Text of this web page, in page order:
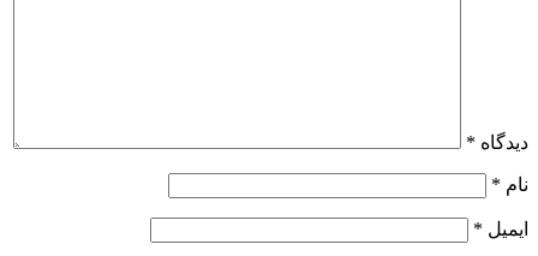
دیدگاه *
نام *
ایمیل *